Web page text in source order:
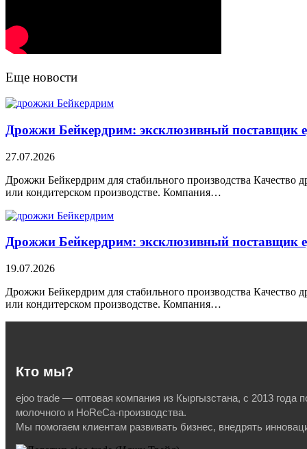
Еще новости
Дрожжи Бейкердрим: эксклюзивный поставщик
27.07.2026
Дрожжи Бейкердрим для стабильного производства Качество
или кондитерском производстве. Компания…
Дрожжи Бейкердрим: эксклюзивный поставщик
19.07.2026
Дрожжи Бейкердрим для стабильного производства Качество
или кондитерском производстве. Компания…
Кто мы?
ejoo trade — оптовая компания из Кыргызстана, с 2013
молочного и HoReCa-производства.
Мы помогаем клиентам развивать бизнес, внедрять